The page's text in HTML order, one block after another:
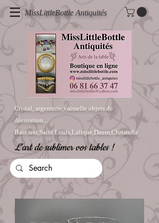
MissLittleBottle Antiquités
Cristal, argenterie,vaisselle objets de
décoration...
Baccarat,Saint Louis,Lalique,Daum,Christofle
L'art de sublimer vos tables !